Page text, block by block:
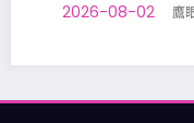
2026-08-02 鷹眼時